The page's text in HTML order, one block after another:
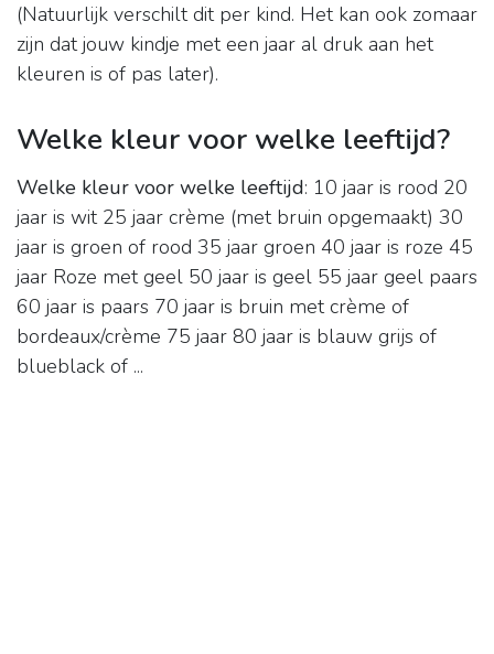
(Natuurlijk verschilt dit per kind. Het kan ook zomaar
zijn dat jouw kindje met een jaar al druk aan het
kleuren is of pas later).
Welke kleur voor welke leeftijd?
Welke kleur voor welke leeftijd: 10 jaar is rood 20
jaar is wit 25 jaar crème (met bruin opgemaakt) 30
jaar is groen of rood 35 jaar groen 40 jaar is roze 45
jaar Roze met geel 50 jaar is geel 55 jaar geel paars
60 jaar is paars 70 jaar is bruin met crème of
bordeaux/crème 75 jaar 80 jaar is blauw grijs of
blueblack of ...